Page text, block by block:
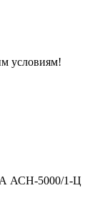
условиям!
АСН-5000/1-Ц